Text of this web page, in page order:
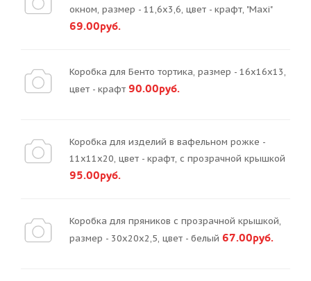
окном, размер - 11,6х3,6, цвет - крафт, "Maxi"
69.00руб.
Коробка для Бенто тортика, размер - 16х16х13,
цвет - крафт 90.00руб.
Коробка для изделий в вафельном рожке -
11х11х20, цвет - крафт, с прозрачной крышкой
95.00руб.
Коробка для пряников с прозрачной крышкой,
размер - 30х20х2,5, цвет - белый 67.00руб.